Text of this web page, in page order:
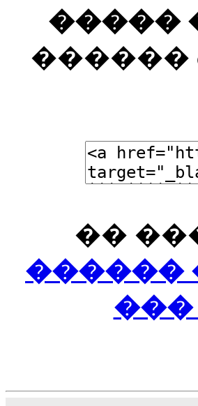
�����
������
��
������
���